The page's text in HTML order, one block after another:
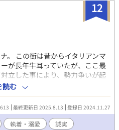
ニルヤに飛ばされたのか、なぜ
ルが面会したがっているのか、
日、ジャヒバルとの面会を果た
伝承について聞かされる。それ
ュニャという神が顕現し、世界
た。マスターシステムへのアク
、都市の呪いというバグに悩ま
婚姻によりシュニャがマスター
ジャヒバルはその場でソラに結
ニャであることを確定させるた
聖都市長の元を訪れてほしいと
が本当にシュニャなのか確認し
ュを護衛に水聖都市ミジチへと
12
。 この街は昔からイタリアンマ
が長年牛耳っていたが、ここ最
立した事により、勢力争いが起
起こしてパルモ島のトリステ刑
ーのボスの孫であるジュリアー
アーノは、ファミリーの一員に
テオに相談するが、お前はマフ
れてもらえない。この先をどう
読む
最終更新日 2025.8.13 登録日 2024.11.27
執着・溺愛
誠実